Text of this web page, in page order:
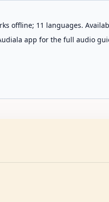
offline; 11 languages.
app for the full audio